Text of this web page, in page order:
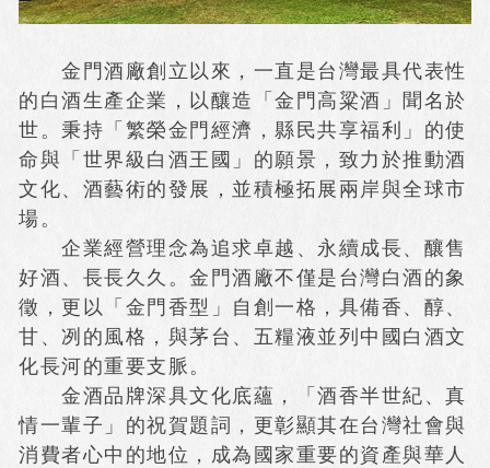
金門酒廠創立以來，一直是台灣最具代表性
的白酒生產企業，以釀造「金門高粱酒」聞名於
世。秉持「繁榮金門經濟，縣民共享福利」的使
命與「世界級白酒王國」的願景，致力於推動酒
文化、酒藝術的發展，並積極拓展兩岸與全球市
場。
企業經營理念為追求卓越、永續成長、釀售
好酒、長長久久。金門酒廠不僅是台灣白酒的象
徵，更以「金門香型」自創一格，具備香、醇、
甘、冽的風格，與茅台、五糧液並列中國白酒文
化長河的重要支脈。
金酒品牌深具文化底蘊，「酒香半世紀、真
情一輩子」的祝賀題詞，更彰顯其在台灣社會與
消費者心中的地位，成為國家重要的資產與華人